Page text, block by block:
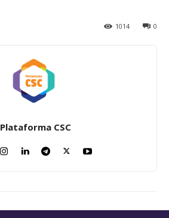
0
1014
Plataforma CSC